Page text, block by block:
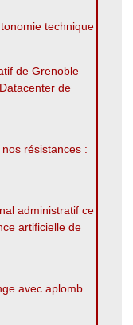
technique
de Grenoble
de
résistances :
administratif ce
artificielle de
avec aplomb